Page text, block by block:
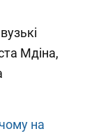
Мдіна,
чому на